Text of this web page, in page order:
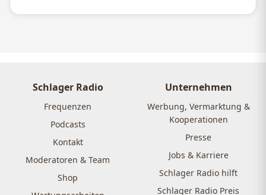
Schlager Radio
Frequenzen
Podcasts
Kontakt
Moderatoren & Team
Shop
Unternehmen
Werbung, Vermarktung &
Kooperationen
Presse
Jobs & Karriere
Schlager Radio hilft
Schlager Radio Preis